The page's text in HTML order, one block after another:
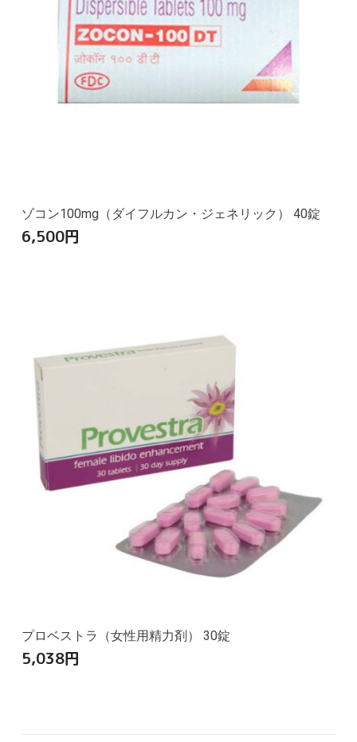
ゾコン100mg（ダイフルカン・ジェネリック） 40錠
6,500円
プロベストラ（女性用精力剤） 30錠
5,038円